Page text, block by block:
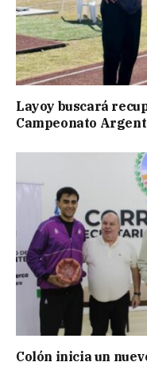
Layoy buscará
Campeonato
Colón inicia un